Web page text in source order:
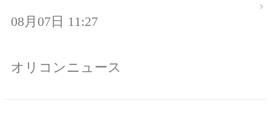
08月07日 11:27
オリコンニュース